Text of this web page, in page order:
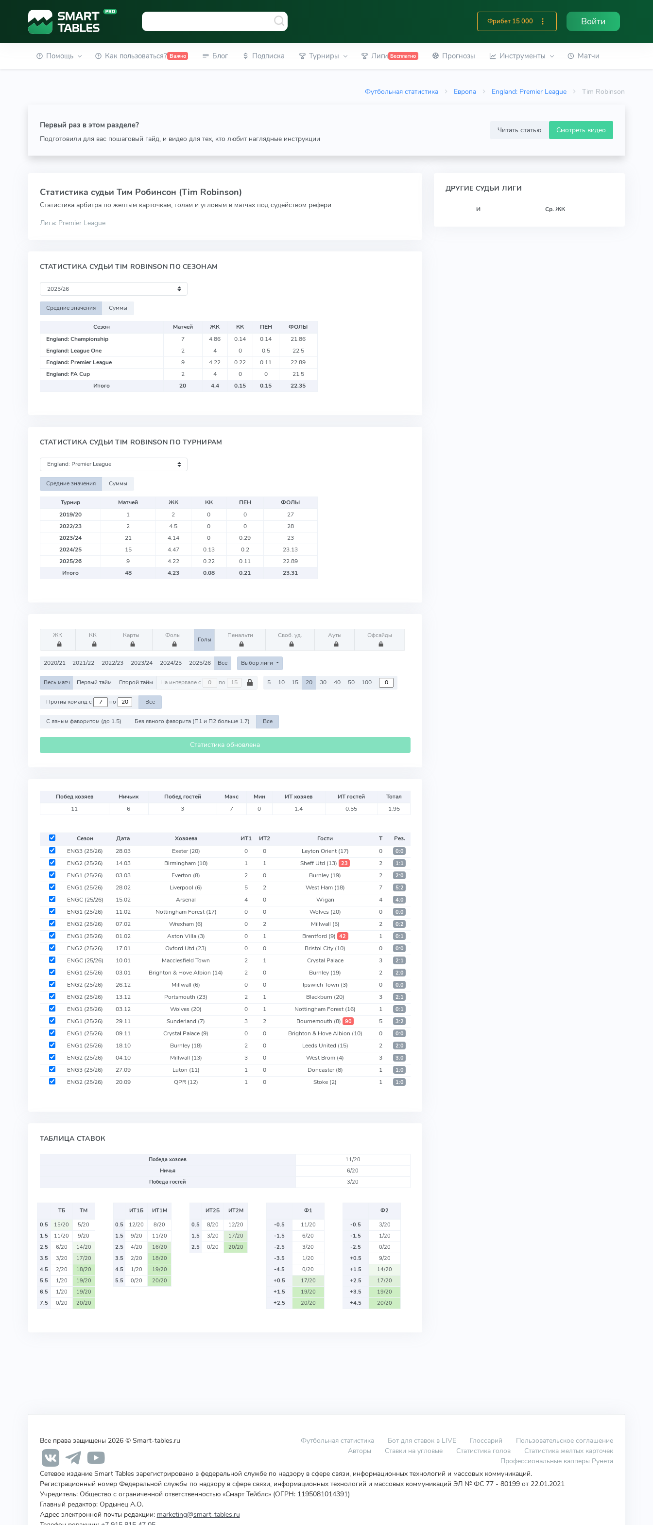
Фрибет 15 000 Войти
Помощь Как пользоваться? Важно Блог Подписка Турниры Лиги Бесплатно Прогнозы Инструменты Матчи
Футбольная статистика Европа England: Premier League Tim Robinson
Первый раз в этом разделе?
Подготовили для вас пошаговый гайд, и видео для тех, кто любит наглядные инструкции
Читать статью Смотреть видео
Статистика судьи Тим Робинсон (Tim Robinson)
Статистика арбитра по желтым карточкам, голам и угловым в матчах под судейством рефери
Лига: Premier League
СТАТИСТИКА СУДЬИ TIM ROBINSON ПО СЕЗОНАМ
Средние значения Суммы
Сезон Матчей ЖК КК ПЕН
ФОЛЫ
England: Championship
7 4.86 0.14 0.14
21.86
England: League One
2 4 0 0.5
22.5
England: Premier League
9 4.22 0.22 0.11
22.89
England: FA Cup
2 4 0 0
21.5
Итого
20 4.4 0.15 0.15 22.35
СТАТИСТИКА СУДЬИ TIM ROBINSON ПО ТУРНИРАМ
Средние значения Суммы
Турнир Матчей ЖК КК ПЕН
ФОЛЫ
2019/20
1 2 0 0
27
2022/23
2 4.5 0 0
28
2023/24
21 4.14 0 0.29
23
2024/25
15 4.47 0.13 0.2
23.13
2025/26
9 4.22 0.22 0.11
22.89
Итого
48 4.23 0.08 0.21 23.31
ЖК КК Карты Фолы
Голы
Пенальти Своб. уд. Ауты Офсайды
2020/21 2021/22 2022/23 2023/24 2024/25 2025/26 Все Выбор лиги
Весь матч Первый тайм Второй тайм На интервале с по 5 10 15 20 30 40 50 100
Против команд с по Все
С явным фаворитом (до 1.5) Без явного фаворита (П1 и П2 больше 1.7) Все
Статистика обновлена
Побед хозяев Ничьих Побед гостей Макс Мин ИТ хозяев ИТ гостей
Тотал
11
6 3 7 0 1.4 0.55 1.95
Сезон Дата Хозяева ИТ1 ИТ2 Гости Т
Рез.
ENG3 (25/26)
28.03 Exeter(20) 0 0 Leyton Orient (17) 0 0:0
ENG2 (25/26) 14.03 Birmingham (10) 1 1 Sheff Utd (13) 23 2 1:1
ENG1 (25/26) 03.03 Everton (8) 2 0 Burnley (19) 2 2:0
ENG1 (25/26) 28.02 Liverpool (6) 5 2 West Ham (18) 7 5:2
ENGC (25/26) 15.02 Arsenal 4 0 Wigan 4 4:0
ENG1 (25/26) 11.02 Nottingham Forest (17) 0 0 Wolves (20) 0 0:0
ENG2 (25/26) 07.02 Wrexham (6) 0 2 Millwall (5) 2 0:2
ENG1 (25/26) 01.02 Aston Villa (3) 0 1 Brentford (9) 42 1 0:1
ENG2 (25/26) 17.01 Oxford Utd (23) 0 0 Bristol City (10) 0 0:0
ENGC (25/26) 10.01 Macclesfield Town 2 1 Crystal Palace 3 2:1
ENG1 (25/26) 03.01 Brighton & Hove Albion (14) 2 0 Burnley (19) 2 2:0
ENG2 (25/26) 26.12 Millwall (6) 0 0 Ipswich Town (3) 0 0:0
ENG2 (25/26) 13.12 Portsmouth (23) 2 1 Blackburn (20) 3 2:1
ENG1 (25/26) 03.12 Wolves (20) 0 1 Nottingham Forest (16) 1 0:1
ENG1 (25/26) 29.11 Sunderland (7) 3 2 Bournemouth (8) 90 5 3:2
ENG1 (25/26) 09.11 Crystal Palace (9) 0 0 Brighton & Hove Albion (10) 0 0:0
ENG1 (25/26) 18.10 Burnley (18) 2 0 Leeds United (15) 2 2:0
ENG2 (25/26) 04.10 Millwall (13) 3 0 West Brom (4) 3 3:0
ENG3 (25/26) 27.09 Luton (11) 1 0 Doncaster(8) 1 1:0
ENG2 (25/26) 20.09 QPR (12) 1 0 Stoke (2) 1 1:0
ТАБЛИЦА СТАВОК
Победа хозяев
11/20
Ничья
6/20
Победа гостей
3/20
ТБ
ТМ
0.5
15/20
5/20
1.5
11/20
9/20
2.5
6/20
14/20
3.5
3/20
17/20
4.5
2/20
18/20
5.5
1/20
19/20
6.5
1/20
19/20
7.5
0/20 20/20
ИТ1Б
ИТ1М
0.5
12/20
8/20
1.5
9/20
11/20
2.5
4/20
16/20
3.5
2/20
18/20
4.5
1/20
19/20
5.5
0/20 20/20
ИТ2Б
ИТ2М
0.5
8/20
12/20
1.5
3/20
17/20
2.5
0/20 20/20
Ф1
-0.5
11/20
-1.5
6/20
-2.5
3/20
-3.5
1/20
-4.5
0/20
+0.5
17/20
+1.5
19/20
+2.5
20/20
Ф2
-0.5
3/20
-1.5
1/20
-2.5
0/20
+0.5
9/20
+1.5
14/20
+2.5
17/20
+3.5
19/20
+4.5
20/20
ДРУГИЕ СУДЬИ ЛИГИ
И Ср. ЖК
Все права защищены 2026 © Smart-tables.ru Футбольная статистика Бот для ставок в LIVE Глоссарий
Пользовательское соглашение
Авторы
Ставки на угловые Статистика голов
Статистика желтых карточек
Профессиональные капперы Рунета
Сетевое издание Smart Tables зарегистрировано в федеральной службе по надзору в сфере связи, информационных технологий и массовых коммуникаций.
Регистрационный номер Федеральной службы по надзору в сфере связи, информационных технологий и массовых коммуникаций ЭЛ № ФС 77 - 80199 от 22.01.2021
Учредитель: Общество с ограниченной ответственностью «Смарт Тейблс» (ОГРН: 1195081014391)
Главный редактор: Ордынец А.О.
Адрес электронной почты редакции: marketing@smart-tables.ru